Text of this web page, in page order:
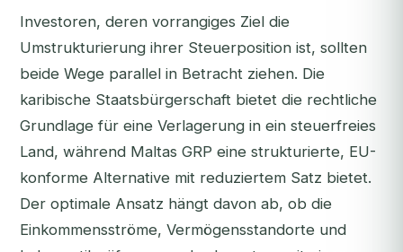
Investoren, deren vorrangiges Ziel die
Umstrukturierung ihrer Steuerposition ist, sollten
beide Wege parallel in Betracht ziehen. Die
karibische Staatsbürgerschaft bietet die rechtliche
Grundlage für eine Verlagerung in ein steuerfreies
Land, während Maltas GRP eine strukturierte, EU-
konforme Alternative mit reduziertem Satz bietet.
Der optimale Ansatz hängt davon ab, ob die
Einkommensströme, Vermögensstandorte und